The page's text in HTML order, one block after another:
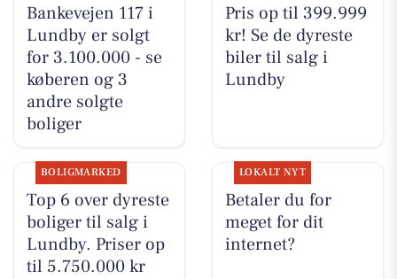
Bankevejen 117 i
Lundby er solgt
for 3.100.000 - se
køberen og 3
andre solgte
boliger
Pris op til 399.999
kr! Se de dyreste
biler til salg i
Lundby
BOLIGMARKED
Top 6 over dyreste
boliger til salg i
Lundby. Priser op
til 5.750.000 kr
LOKALT NYT
Betaler du for
meget for dit
internet?